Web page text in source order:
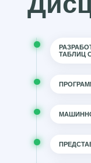
ТАБЛИЦ